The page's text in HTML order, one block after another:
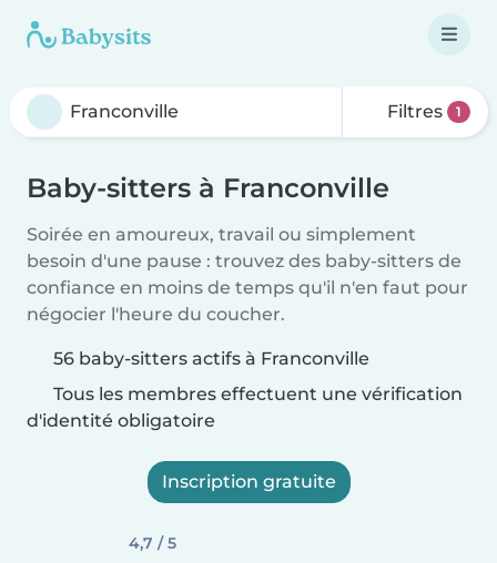
Filtres 1
Baby-sitters à Franconville
Soirée en amoureux, travail ou simplement
besoin d'une pause : trouvez des baby-sitters de
confiance en moins de temps qu'il n'en faut pour
négocier l'heure du coucher.
56 baby-sitters actifs à Franconville
Tous les membres effectuent une vérification
d'identité obligatoire
Inscription gratuite
4,7 / 5